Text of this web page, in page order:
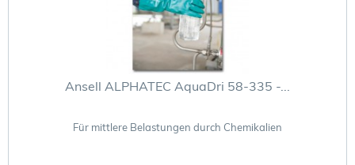
Ansell ALPHATEC AquaDri 58-335 -...
Für mittlere Belastungen durch Chemikalien